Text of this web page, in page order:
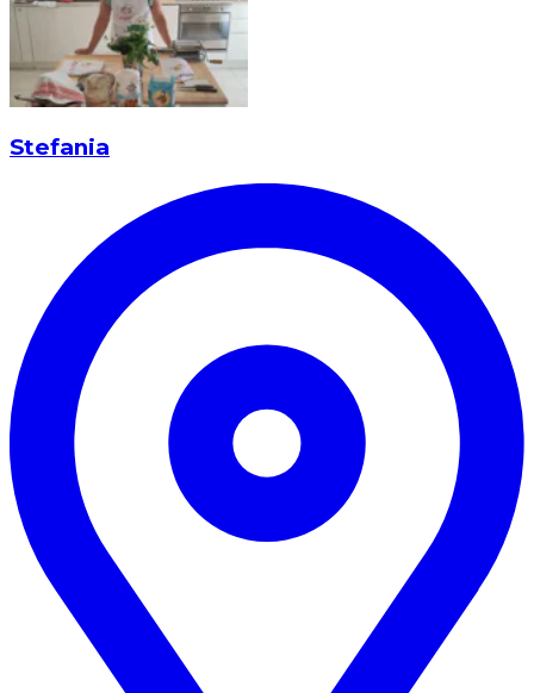
Stefania